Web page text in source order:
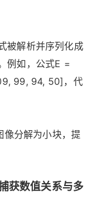
被解析并序列化成
例如，公式E =
99, 94, 50]，代
分解为小块，提
获数值关系与多